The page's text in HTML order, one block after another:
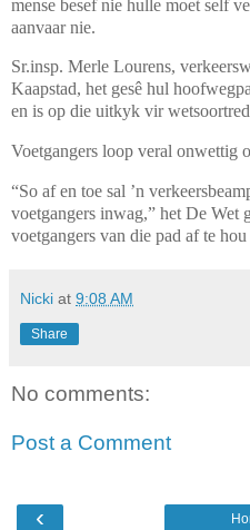
mense besef nie hulle moet self
aanvaar nie.
Sr.insp. Merle Lourens,
Kaapstad, het gesê hul
en is op die uitkyk vir
Voetgangers loop veral onwettig
“So af en toe sal ’n
voetgangers inwag,” het De Wet
voetgangers van die pad af te
Nicki at 9:08 AM
Share
No comments:
Post a Comment
‹